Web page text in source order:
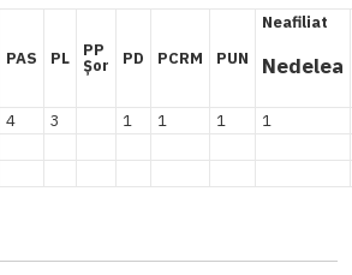
PAS PL PP
Șor PD PCRM PUN
Neafiliat
Nedelea
4 3 1 1 1
1